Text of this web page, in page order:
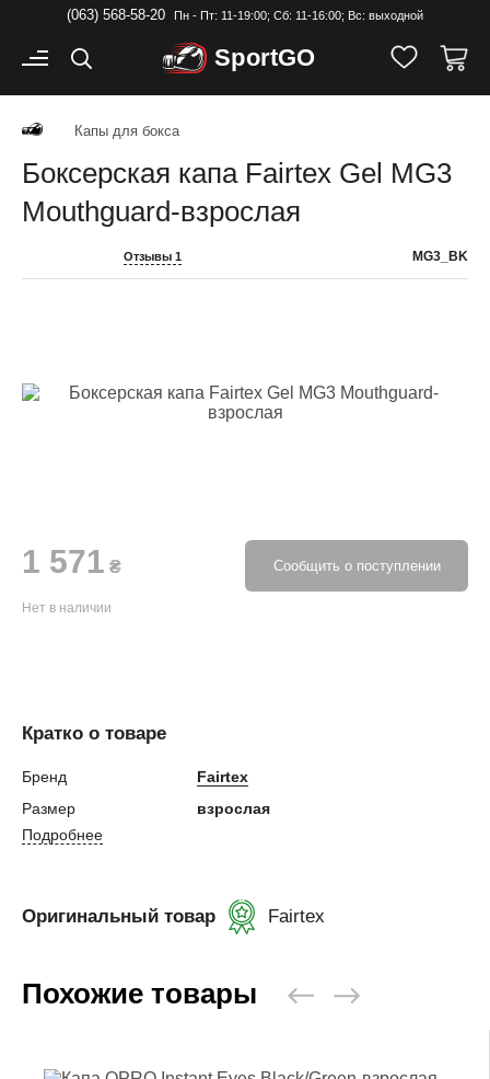
(063) 568-58-20 Пн - Пт: 11-19:00; Cб: 11-16:00; Вс: выходной
SportGO
Капы для бокса
Боксерская капа Fairtex Gel MG3
Mouthguard-взрослая
Отзывы 1 MG3_BK
1 571 ₴
Нет в наличии
Сообщить о поступлении
Кратко о товаре
Бренд
Fairtex
Размер
взрослая
Подробнее
Оригинальный товар Fairtex
Похожие товары